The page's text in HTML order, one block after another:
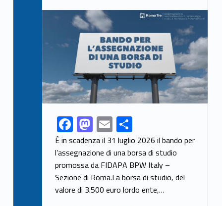
Link identifier archive #link-archive-thumb-soap-26698
Link identifier share facebook archive #share-link-archive-1976F
ac
e
b
o
M
as
to
d
o
E
m
ai
l
S
h
ar
e
È in scadenza il 31 luglio 2026 il bando per
l’assegnazione di una borsa di studio
promossa da FIDAPA BPW Italy –
Sezione di Roma.La borsa di studio, del
valore di 3.500 euro lordo ente,…